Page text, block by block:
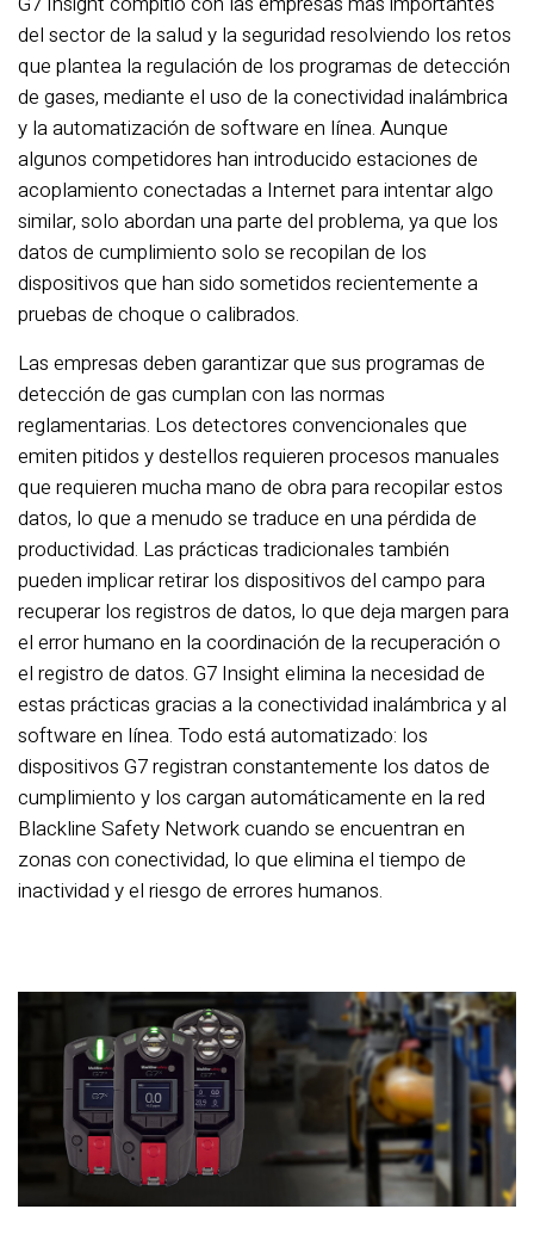
del sector de la salud y la seguridad resolviendo los retos
que plantea la regulación de los programas de detección
de gases, mediante el uso de la conectividad inalámbrica
y la automatización de software en línea. Aunque
algunos competidores han introducido estaciones de
acoplamiento conectadas a Internet para intentar algo
similar, solo abordan una parte del problema, ya que los
datos de cumplimiento solo se recopilan de los
dispositivos que han sido sometidos recientemente a
pruebas de choque o calibrados.
Las empresas deben garantizar que sus programas de
detección de gas cumplan con las normas
reglamentarias. Los detectores convencionales que
emiten pitidos y destellos requieren procesos manuales
que requieren mucha mano de obra para recopilar estos
datos, lo que a menudo se traduce en una pérdida de
productividad. Las prácticas tradicionales también
pueden implicar retirar los dispositivos del campo para
recuperar los registros de datos, lo que deja margen para
el error humano en la coordinación de la recuperación o
el registro de datos. G7 Insight elimina la necesidad de
estas prácticas gracias a la conectividad inalámbrica y al
software en línea. Todo está automatizado: los
dispositivos G7 registran constantemente los datos de
cumplimiento y los cargan automáticamente en la red
Blackline Safety Network cuando se encuentran en
zonas con conectividad, lo que elimina el tiempo de
inactividad y el riesgo de errores humanos.